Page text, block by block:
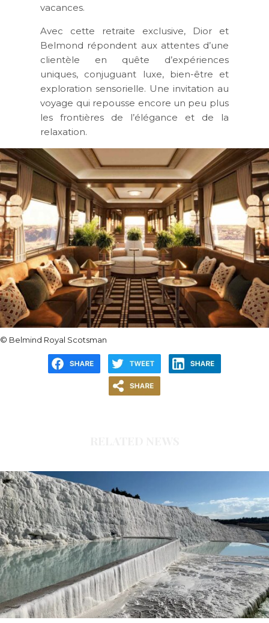
vacances.
Avec cette retraite exclusive,
Dior et
Belmond répondent aux attentes d’une
clientèle en quête d’expériences
uniques, conjuguant luxe, bien-être et
exploration sensorielle. Une invitation au
voyage qui repousse encore un peu plus
les frontières de l’élégance et de la
relaxation.
© Belmind Royal Scotsman